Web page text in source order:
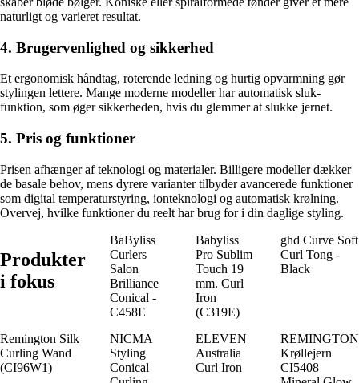
naturligt og varieret resultat.
4. Brugervenlighed og sikkerhed
Et ergonomisk håndtag, roterende ledning og hurtig opvarmning gør
stylingen lettere. Mange moderne modeller har automatisk sluk-
funktion, som øger sikkerheden, hvis du glemmer at slukke jernet.
5. Pris og funktioner
Prisen afhænger af teknologi og materialer. Billigere modeller dækker
de basale behov, mens dyrere varianter tilbyder avancerede funktioner
som digital temperaturstyring, ionteknologi og automatisk krølning.
Overvej, hvilke funktioner du reelt har brug for i din daglige styling.
Produkter
i fokus
BaByliss
Curlers
Salon
Brilliance
Conical -
C458E
Babyliss
Pro Sublim
Touch 19
mm. Curl
Iron
(C319E)
ghd Curve Soft
Curl Tong -
Black
Remington Silk
Curling Wand
(CI96W1)
NICMA
Styling
Conical
ELEVEN
Australia
Curl Iron
REMINGTON
Krøllejern
CI5408